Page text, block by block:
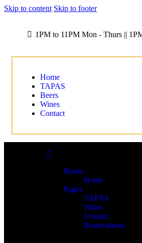
Skip to content Skip to footer
1PM to 11PM Mon - Thurs ||
Home
TAPAS
Beers
Wines
Contact
Home
Home
Pages
TAPAS
Wines
Contact
Reservations